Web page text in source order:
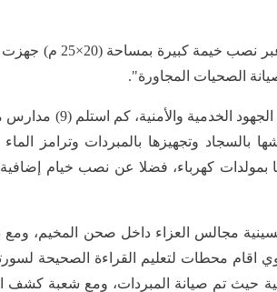
وأوضح أن "القسم اعد أماكن مخصصة لمبيت
الصحيات المجاورة".
وتابع أن "القسم استعان بـ (600) متطوع ومتطوعة
بالسجاد وتجهيزها بالمبردات وترامز الماء
بمولدات كهرباء، فضلا عن نصب خيام
مجالس العزاء داخل صحن المخيم، ومع
اقام محطات لتعليم القراءة الصحيحة
حيث تم صيانة المبردات، ومع شعبة كشف